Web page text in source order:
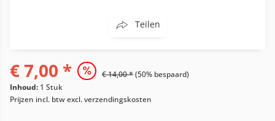
Teilen
€ 7,00 * € 14,00 *(50% bespaard)
Inhoud: 1 Stuk
Prijzen incl. btwexcl. verzendingskosten